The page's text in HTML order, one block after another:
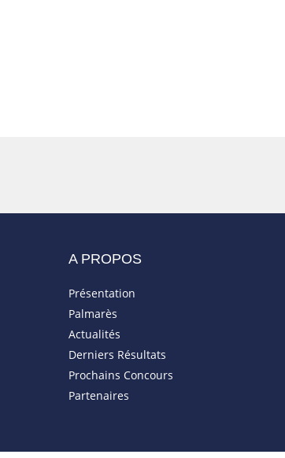
A PROPOS
Présentation
Palmarès
Actualités
Derniers Résultats
Prochains Concours
Partenaires